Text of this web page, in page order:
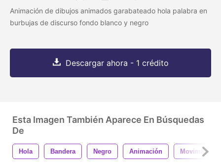
Animación de dibujos animados garabateado hola palabra en
burbujas de discurso fondo blanco y negro
Descargar ahora - 1 crédito
Esta Imagen También Aparece En Búsquedas
De
Hola Bandera Negro Animación Movimiento